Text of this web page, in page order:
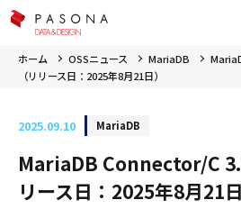
ホーム OSSニュース MariaDB
（リリース日：2025年8月21日）
2025.09.10 MariaDB
MariaDB Connector/C
リース日：2025年8月21日